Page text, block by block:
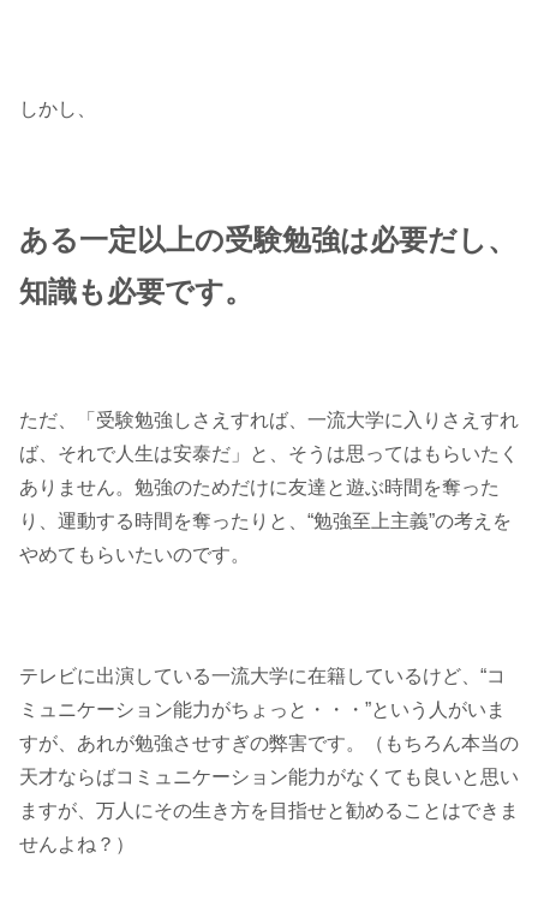
しかし、
ある一定以上の受験勉強は必要だし、
知識も必要です。
ただ、「受験勉強しさえすれば、一流大学に入りさえすれ
ば、それで人生は安泰だ」と、そうは思ってはもらいたく
ありません。勉強のためだけに友達と遊ぶ時間を奪った
り、運動する時間を奪ったりと、“勉強至上主義”の考えを
やめてもらいたいのです。
テレビに出演している一流大学に在籍しているけど、“コ
ミュニケーション能力がちょっと・・・”という人がいま
すが、あれが勉強させすぎの弊害です。（もちろん本当の
天才ならばコミュニケーション能力がなくても良いと思い
ますが、万人にその生き方を目指せと勧めることはできま
せんよね？）